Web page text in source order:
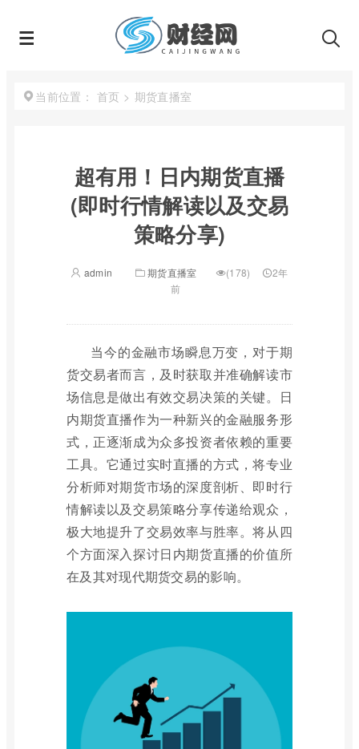
当前位置： 首页 > 期货直播室
超有用！日内期货直播
(即时行情解读以及交易
策略分享)
admin 期货直播室 (178)
2年
前
当今的金融市场瞬息万变，对于期
货交易者而言，及时获取并准确解读市
场信息是做出有效交易决策的关键。日
内期货直播作为一种新兴的金融服务形
式，正逐渐成为众多投资者依赖的重要
工具。它通过实时直播的方式，将专业
分析师对期货市场的深度剖析、即时行
情解读以及交易策略分享传递给观众，
极大地提升了交易效率与胜率。将从四
个方面深入探讨日内期货直播的价值所
在及其对现代期货交易的影响。